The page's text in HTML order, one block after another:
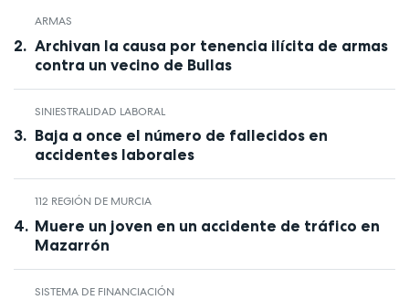
ARMAS
Archivan la causa por tenencia ilícita de armas
contra un vecino de Bullas
SINIESTRALIDAD LABORAL
Baja a once el número de fallecidos en
accidentes laborales
112 REGIÓN DE MURCIA
Muere un joven en un accidente de tráfico en
Mazarrón
SISTEMA DE FINANCIACIÓN